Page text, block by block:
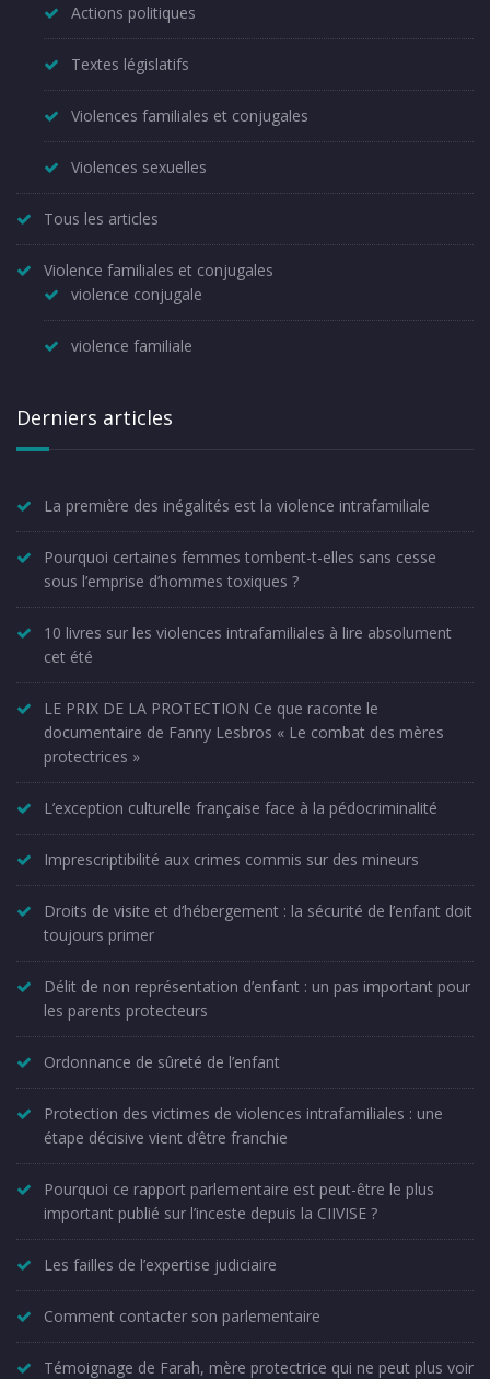
Actions politiques
Textes législatifs
Violences familiales et conjugales
Violences sexuelles
Tous les articles
Violence familiales et conjugales
violence conjugale
violence familiale
Derniers articles
La première des inégalités est la violence intrafamiliale
Pourquoi certaines femmes tombent-t-elles sans cesse
sous l’emprise d’hommes toxiques ?
10 livres sur les violences intrafamiliales à lire absolument
cet été
LE PRIX DE LA PROTECTION Ce que raconte le
documentaire de Fanny Lesbros « Le combat des mères
protectrices »
L’exception culturelle française face à la pédocriminalité
Imprescriptibilité aux crimes commis sur des mineurs
Droits de visite et d’hébergement : la sécurité de l’enfant doit
toujours primer
Délit de non représentation d’enfant : un pas important pour
les parents protecteurs
Ordonnance de sûreté de l’enfant
Protection des victimes de violences intrafamiliales : une
étape décisive vient d’être franchie
Pourquoi ce rapport parlementaire est peut-être le plus
important publié sur l’inceste depuis la CIIVISE ?
Les failles de l’expertise judiciaire
Comment contacter son parlementaire
Témoignage de Farah, mère protectrice qui ne peut plus voir